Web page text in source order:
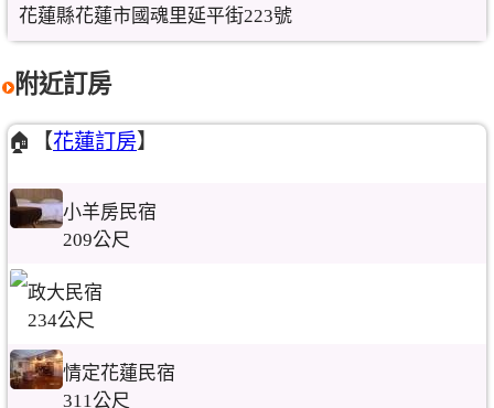
花蓮縣花蓮市國魂里延平街223號
附近訂房
🏠【花蓮訂房】
小羊房民宿
209公尺
政大民宿
234公尺
情定花蓮民宿
311公尺